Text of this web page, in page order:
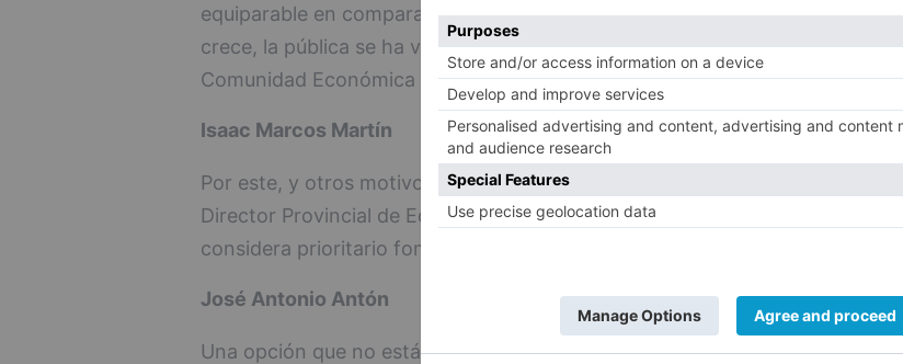
equiparable en comparación con la concertada, ya que mientras una
crece, la pública se ha visto estancada. Los niveles mínimos que pide la
Comunidad Económica Europea es de un 6% y en España es de un 4%.
Isaac Marcos Martín
Por este, y otros motivos, han registrado el informe a la atención del
Director Provincial de Educación,José Antonio Antón
considera prioritario fomentar la privada-concertada.
José Antonio Antón
Una opción que no está garantizada en el medio rural, critican.